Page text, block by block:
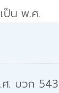
ป็น พ.ศ.
. บวก